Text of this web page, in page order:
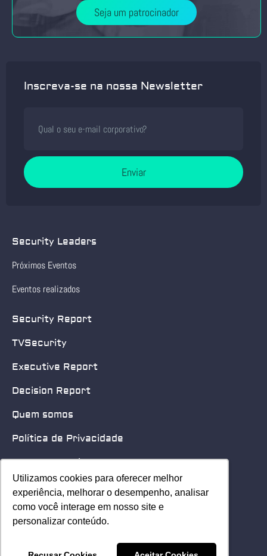
Utilizamos cookies para oferecer melhor
experiência, melhorar o desempenho, analisar
como você interage em nosso site e
personalizar conteúdo.
Utilizamos cookies para oferecer melhor
experiência, melhorar o desempenho, analisar
como você interage em nosso site e
personalizar conteúdo.
Seja um patrocinador
Inscreva-se na nossa Newsletter
Enviar
Security Leaders
Próximos Eventos
Eventos realizados
Security Report
TVSecurity
Executive Report
Decision Report
Quem somos
Política de Privacidade
Quero patrocinar
Contato
Home
© 2025 Security Leader. Todos os Direitos Reservados.